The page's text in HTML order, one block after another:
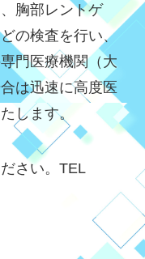
胸部レントゲ
の検査を行い、
門医療機関（大
は迅速に高度医
します。
さい。TEL